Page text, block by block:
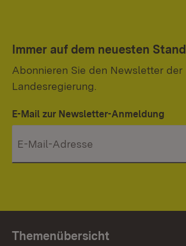
Immer auf dem neuesten Stand
Abonnieren Sie den Newsletter der
Landesregierung.
E-Mail zur Newsletter-Anmeldung
Themenübersicht